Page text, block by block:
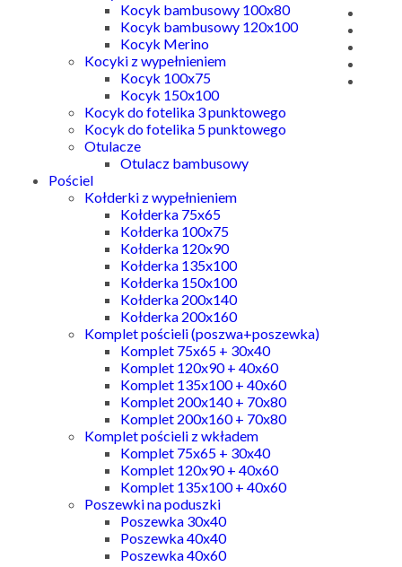
Kocyk bambusowy 100x80
Kocyk bambusowy 120x100
Kocyk Merino
Kocyki z wypełnieniem
Kocyk 100x75
Kocyk 150x100
Kocyk do fotelika 3 punktowego
Kocyk do fotelika 5 punktowego
Otulacze
Otulacz bambusowy
Pościel
Kołderki z wypełnieniem
Kołderka 75x65
Kołderka 100x75
Kołderka 120x90
Kołderka 135x100
Kołderka 150x100
Kołderka 200x140
Kołderka 200x160
Komplet pościeli (poszwa+poszewka)
Komplet 75x65 + 30x40
Komplet 120x90 + 40x60
Komplet 135x100 + 40x60
Komplet 200x140 + 70x80
Komplet 200x160 + 70x80
Komplet pościeli z wkładem
Komplet 75x65 + 30x40
Komplet 120x90 + 40x60
Komplet 135x100 + 40x60
Poszewki na poduszki
Poszewka 30x40
Poszewka 40x40
Poszewka 40x60